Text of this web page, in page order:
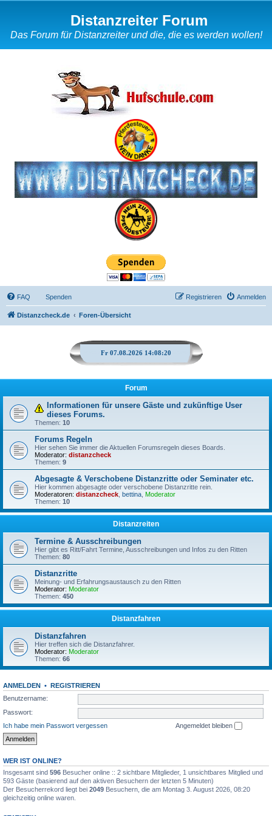
Distanzreiter Forum
Das Forum für Distanzreiter und die, die es werden wollen!
FAQ Spenden Anmelden
Registrieren
Distanzcheck.de Foren-Übersicht
Fr 07.08.2026 14:08:20
Forum
Informationen für unsere Gäste und zukünftige User
dieses Forums.
Themen: 10
Forums Regeln
Hier sehen Sie immer die Aktuellen Forumsregeln dieses Boards.
Moderator: distanzcheck
Themen: 9
Abgesagte & Verschobene Distanzritte oder Seminater etc.
Hier kommen abgesagte oder verschobene Distanzritte rein.
Moderatoren: distanzcheck bettina Moderator
Themen: 10
Distanzreiten
Termine & Ausschreibungen
Hier gibt es Ritt/Fahrt Termine, Ausschreibungen und Infos zu den Ritten
Themen: 80
Distanzritte
Meinung- und Erfahrungsaustausch zu den Ritten
Moderator: Moderator
Themen: 450
Distanzfahren
Distanzfahren
Hier treffen sich die Distanzfahrer.
Moderator: Moderator
Themen: 66
ANMELDEN • REGISTRIEREN
Benutzername:
Passwort:
Ich habe mein Passwort vergessen
Angemeldet bleiben
WER IST ONLINE?
Insgesamt sind 596 Besucher online :: 2 sichtbare Mitglieder, 1 unsichtbares Mitglied und
593 Gäste (basierend auf den aktiven Besuchern der letzten 5 Minuten)
Der Besucherrekord liegt bei 2049 Besuchern, die am Montag 3. August 2026, 08:20
gleichzeitig online waren.